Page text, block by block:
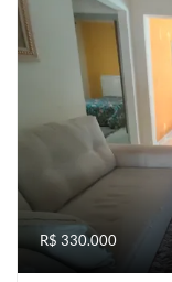
R$ 330.000